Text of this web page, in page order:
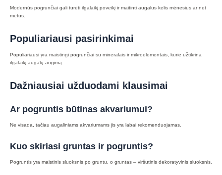
Modernūs pogrunčiai gali turėti ilgalaikį poveikį ir maitinti augalus kelis mėnesius ar net
metus.
Populiariausi pasirinkimai
Populiariausi yra maistingi pogrunčiai su mineralais ir mikroelementais, kurie užtikrina
ilgalaikį augalų augimą.
Dažniausiai užduodami klausimai
Ar pogruntis būtinas akvariumui?
Ne visada, tačiau augaliniams akvariumams jis yra labai rekomenduojamas.
Kuo skiriasi gruntas ir pogruntis?
Pogruntis yra maistinis sluoksnis po gruntu, o gruntas – viršutinis dekoratyvinis sluoksnis.